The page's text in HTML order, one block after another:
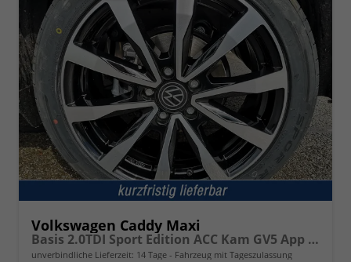
Volkswagen Caddy Maxi
Basis 2.0TDI Sport Edition ACC Kam GV5 App AHK Reling
unverbindliche Lieferzeit: 14 Tage Fahrzeug mit Tageszulassung